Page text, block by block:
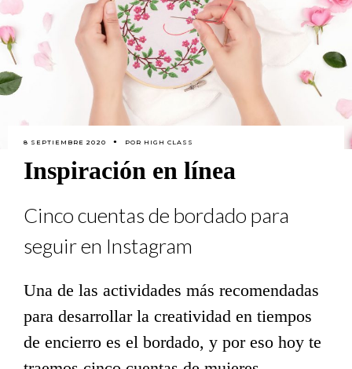
8 SEPTIEMBRE 2020 POR HIGH CLASS
Inspiración en línea
Cinco cuentas de bordado para
seguir en Instagram
Una de las actividades más recomendadas
para desarrollar la creatividad en tiempos
de encierro es el bordado, y por eso hoy te